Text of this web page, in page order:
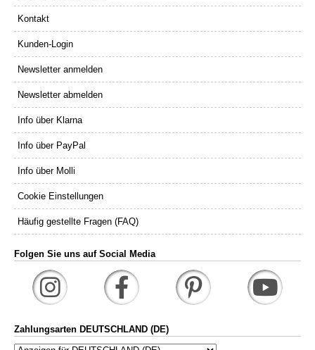
Kontakt
Kunden-Login
Newsletter anmelden
Newsletter abmelden
Info über Klarna
Info über PayPal
Info über Molli
Cookie Einstellungen
Häufig gestellte Fragen (FAQ)
Folgen Sie uns auf Social Media
Zahlungsarten DEUTSCHLAND (DE)